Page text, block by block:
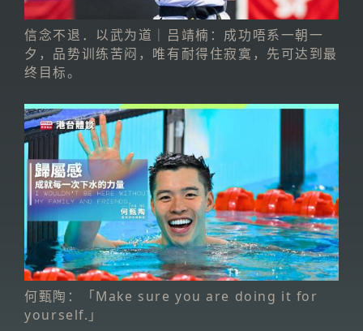
信念不退．以武为道｜吕靖楠：成功唔系一朝一
夕，品势训练苦闷，唯有耐得住寂寞，先可达到最
终目标。
何甄陶：「Make sure you are doing it for
yourself.」